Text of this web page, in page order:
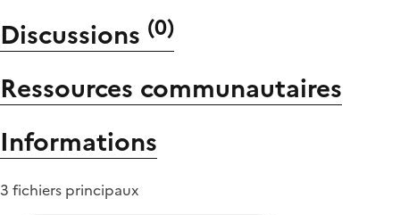
Discussions (0)
Ressources communautaires
Informations
3 fichiers principaux